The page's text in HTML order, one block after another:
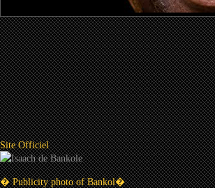
Site Officiel
� Publicity photo of Bankol�